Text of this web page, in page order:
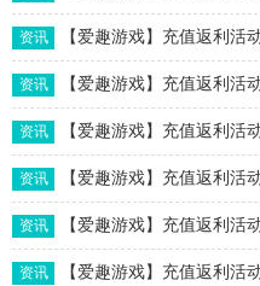
资讯 【爱趣游戏】充值返利活
资讯 【爱趣游戏】充值返利活
资讯 【爱趣游戏】充值返利活
资讯 【爱趣游戏】充值返利活
资讯 【爱趣游戏】充值返利活
资讯 【爱趣游戏】充值返利活